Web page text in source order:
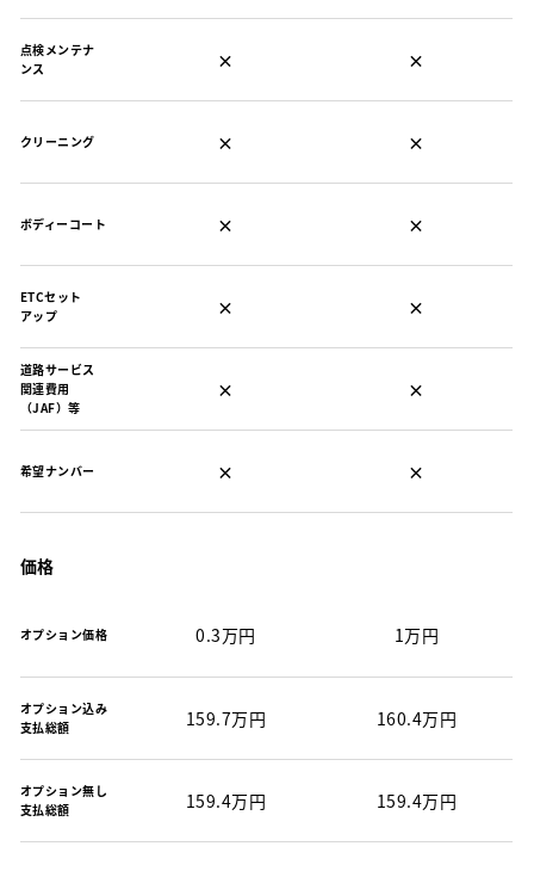
点検メンテナ
ンス
× ×
クリーニング × ×
ボディーコート × ×
ETCセット
アップ
× ×
道路サービス
関連費用
（JAF）等
× ×
希望ナンバー × ×
価格
オプション価格 0.3万円 1万円
オプション込み
支払総額
159.7万円 160.4万円
オプション無し
支払総額
159.4万円 159.4万円